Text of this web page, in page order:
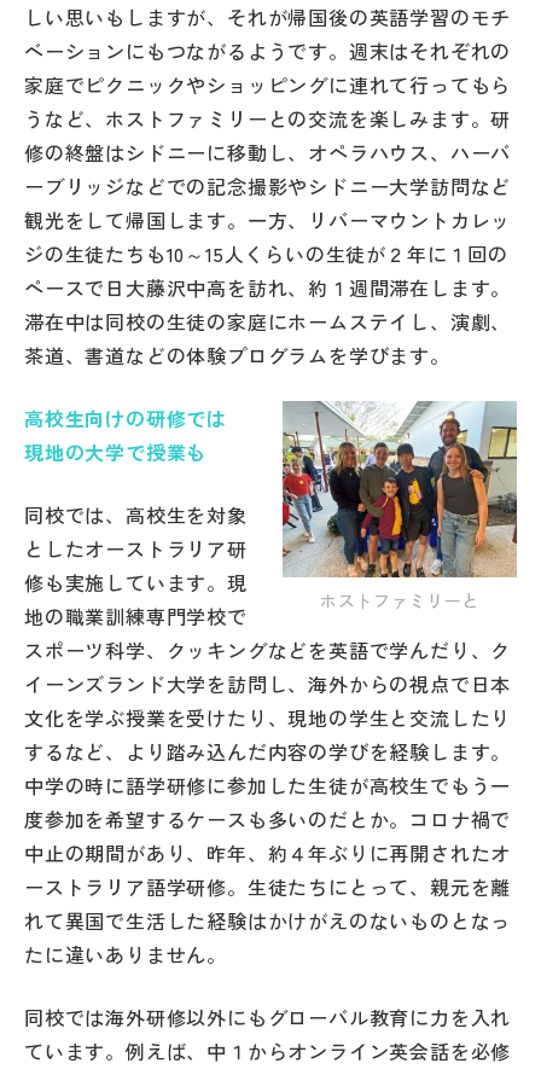
運営会社
しい思いもしますが、それが帰国後の英語学習のモチ
ベーションにもつながるようです。週末はそれぞれの
家庭でピクニックやショッピングに連れて行ってもら
うなど、ホストファミリーとの交流を楽しみます。研
修の終盤はシドニーに移動し、オペラハウス、ハーバ
ーブリッジなどでの記念撮影やシドニー大学訪問など
観光をして帰国します。一方、リバーマウントカレッ
ジの生徒たちも10～15人くらいの生徒が２年に１回の
ペースで日大藤沢中高を訪れ、約１週間滞在します。
滞在中は同校の生徒の家庭にホームステイし、演劇、
茶道、書道などの体験プログラムを学びます。
ホストファミリーと
高校生向けの研修では
現地の大学で授業も
同校では、高校生を対象
としたオーストラリア研
修も実施しています。現
地の職業訓練専門学校で
スポーツ科学、クッキングなどを英語で学んだり、ク
イーンズランド大学を訪問し、海外からの視点で日本
文化を学ぶ授業を受けたり、現地の学生と交流したり
するなど、より踏み込んだ内容の学びを経験します。
中学の時に語学研修に参加した生徒が高校生でもう一
度参加を希望するケースも多いのだとか。コロナ禍で
中止の期間があり、昨年、約４年ぶりに再開されたオ
ーストラリア語学研修。生徒たちにとって、親元を離
れて異国で生活した経験はかけがえのないものとなっ
たに違いありません。
同校では海外研修以外にもグローバル教育に力を入れ
ています。例えば、中１からオンライン英会話を必修